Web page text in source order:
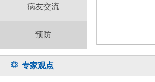
病友交流
预防
专家观点